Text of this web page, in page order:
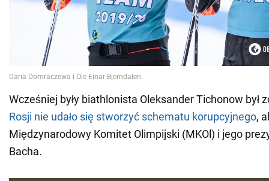
Wcześniej były biathlonista Oleksander Tichonow był
Rosji nie udało się stworzyć schematu korupcyjnego,
Międzynarodowy Komitet Olimpijski (MKOl) i jego
Bacha.